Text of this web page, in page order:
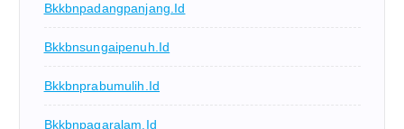
Bkkbnpadangpanjang.id
Bkkbnsungaipenuh.id
Bkkbnprabumulih.id
Bkkbnpagaralam.id